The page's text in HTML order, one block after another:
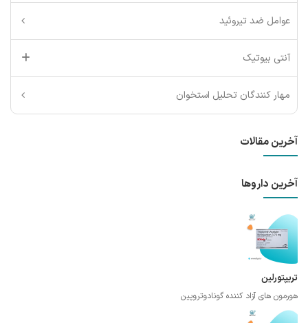
عوامل ضد تیروئید
آنتی بیوتیک
مهار کنندگان تحلیل استخوان
آخرین مقالات
آخرین داروها
تریپتورلین
هورمون های آزاد کننده گونادوتروپین